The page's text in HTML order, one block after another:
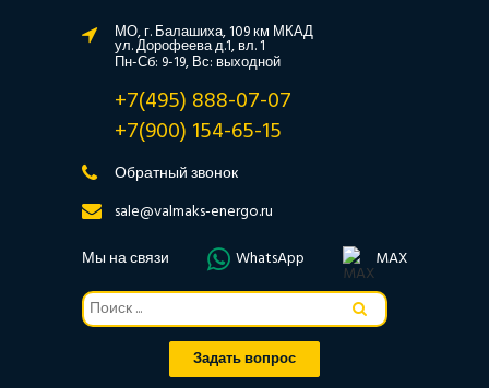
МО, г. Балашиха, 109 км МКАД
ул. Дорофеева д.1, вл. 1
Пн-Сб: 9-19, Вс: выходной
+7(495) 888-07-07
+7(900) 154-65-15
Обратный звонок
sale@valmaks-energo.ru
Мы на связи
WhatsApp MAX
Задать вопрос